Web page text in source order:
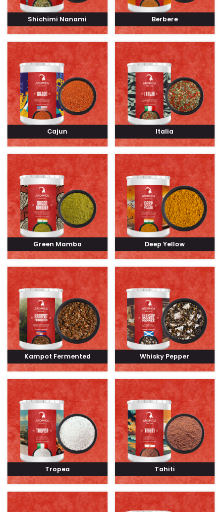
Shichimi Nanami Berbere
Cajun Italia
Green Mamba Deep Yellow
Kampot Fermented Whisky Pepper
Tropea Tahiti